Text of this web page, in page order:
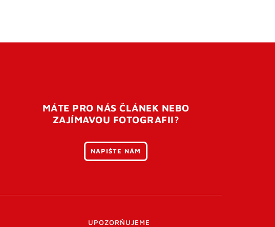
MÁTE PRO NÁS ČLÁNEK NEBO
ZAJÍMAVOU FOTOGRAFII?
NAPIŠTE NÁM
UPOZORŇUJEME